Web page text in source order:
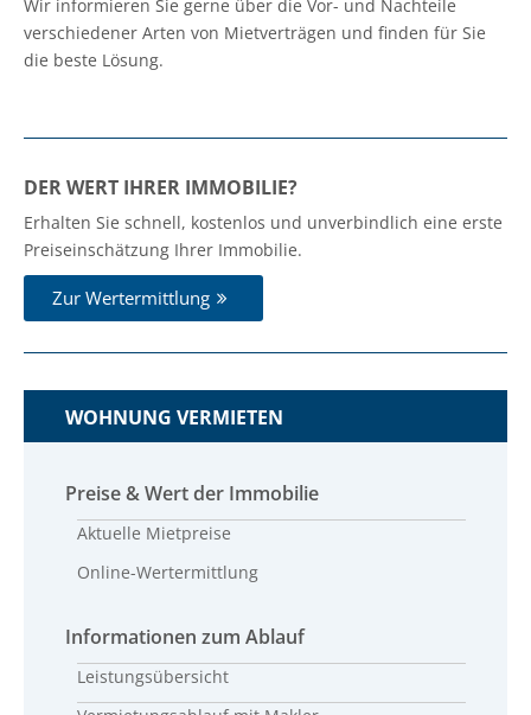
Wir informieren Sie gerne über die Vor- und Nachteile
verschiedener Arten von Mietverträgen und finden für Sie
die beste Lösung.
DER WERT IHRER IMMOBILIE?
Erhalten Sie schnell, kostenlos und unverbindlich eine erste
Preiseinschätzung Ihrer Immobilie.
Zur Wertermittlung
WOHNUNG VERMIETEN
Preise & Wert der Immobilie
Aktuelle Mietpreise
Online-Wertermittlung
Informationen zum Ablauf
Leistungsübersicht